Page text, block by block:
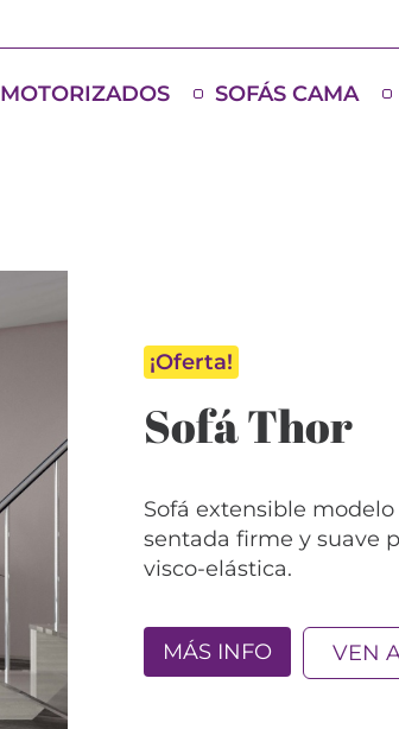
MOTORIZADOS SOFÁS CAMA
¡Oferta!
Sofá Thor
Sofá extensible
sentada firme y suave
visco-elástica.
MÁS INFO VEN